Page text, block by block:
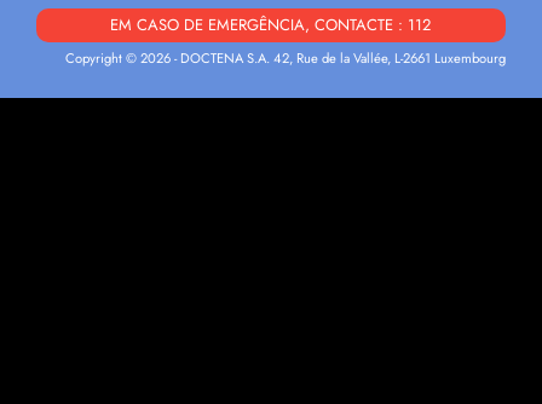
EM CASO DE EMERGÊNCIA, CONTACTE : 112
Copyright © 2026 - DOCTENA S.A. 42, Rue de la Vallée, L-2661 Luxembourg